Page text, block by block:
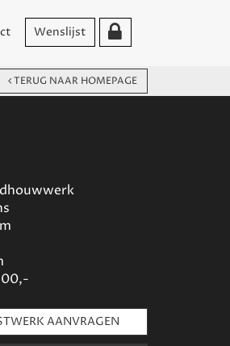
Wenslijst
TERUG NAAR HOMEPAGE
AANVRAGEN